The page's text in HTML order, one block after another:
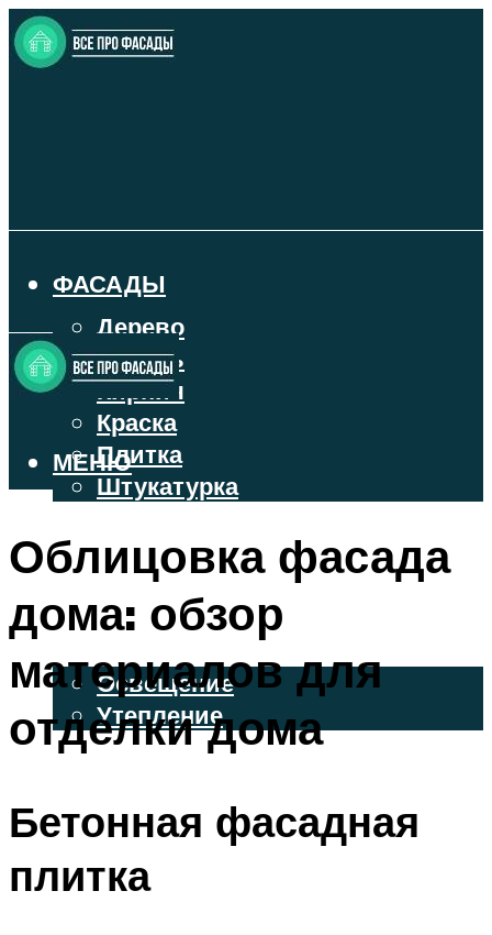
ФАСАДЫ
Дерево
Камень
Кирпич
Краска
Плитка
Штукатурка
ФАСАДНЫЙ САЙДИНГ
ОСВЕЩЕНИЕ И УТЕПЛЕНИЕ
Освещение
Утепление
ДЕКОР
МЕНЮ
МЕНЮ
Облицовка фасада
дома: обзор
материалов для
отделки дома
Бетонная фасадная
плитка